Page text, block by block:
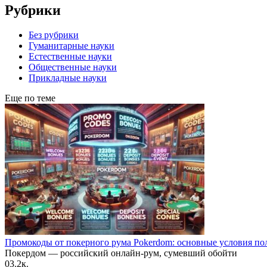
Рубрики
Без рубрики
Гуманитарные науки
Естественные науки
Общественные науки
Прикладные науки
Еще по теме
Промокоды от покерного рума Pokerdom: основные условия
Покердом — российский онлайн-рум, сумевший обойти
03.2к.